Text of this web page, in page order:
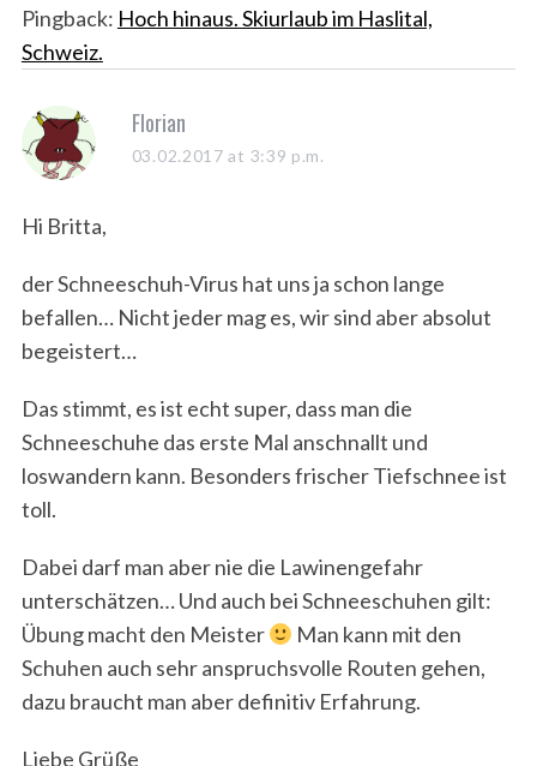
Pingback: Hoch hinaus. Skiurlaub im Haslital,
Schweiz.
s
a
Florian
03.02.2017 at 3:39 p.m.
Hi Britta,
der Schneeschuh-Virus hat uns ja schon lange
befallen… Nicht jeder mag es, wir sind aber absolut
begeistert…
Das stimmt, es ist echt super, dass man die
Schneeschuhe das erste Mal anschnallt und
loswandern kann. Besonders frischer Tiefschnee ist
toll.
Dabei darf man aber nie die Lawinengefahr
unterschätzen… Und auch bei Schneeschuhen gilt:
Übung macht den Meister
Man kann mit den
Schuhen auch sehr anspruchsvolle Routen gehen,
dazu braucht man aber definitiv Erfahrung.
Liebe Grüße